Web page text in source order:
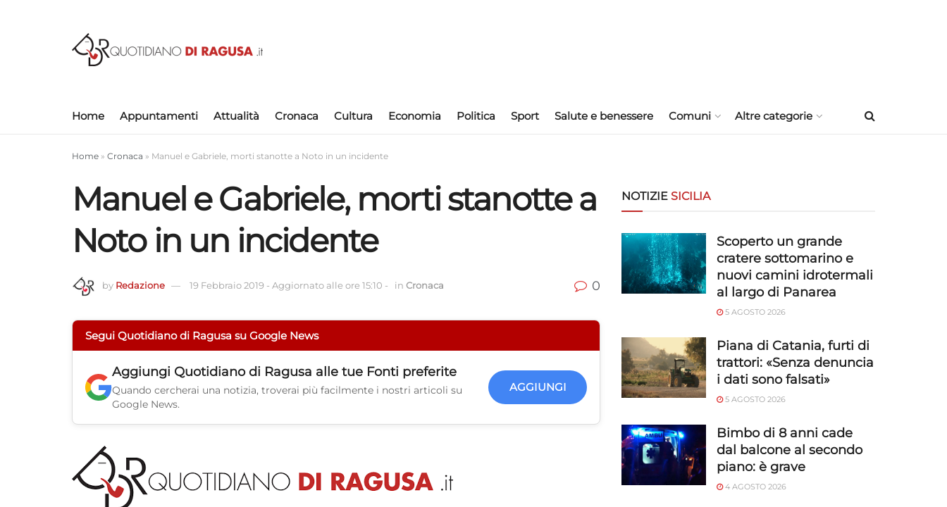
Home Appuntamenti Attualità Cronaca Cultura Economia Politica Sport Salute e benessere Comuni Altre categorie
Home » Cronaca » Manuel e Gabriele, morti stanotte a Noto in un incidente
Manuel e Gabriele, morti stanotte a
Noto in un incidente
by Redazione 19 Febbraio 2019 - Aggiornato alle ore 15:10 - in Cronaca 0
Segui Quotidiano di Ragusa su Google News
Aggiungi Quotidiano di Ragusa alle tue Fonti preferite
Quando cercherai una notizia, troverai più facilmente i nostri articoli su
Google News.
AGGIUNGI
NOTIZIE SICILIA
Scoperto un grande
cratere sottomarino e
nuovi camini idrotermali
al largo di Panarea
5 AGOSTO 2026
Piana di Catania, furti di
trattori: «Senza denuncia
i dati sono falsati»
5 AGOSTO 2026
Bimbo di 8 anni cade
dal balcone al secondo
piano: è grave
4 AGOSTO 2026